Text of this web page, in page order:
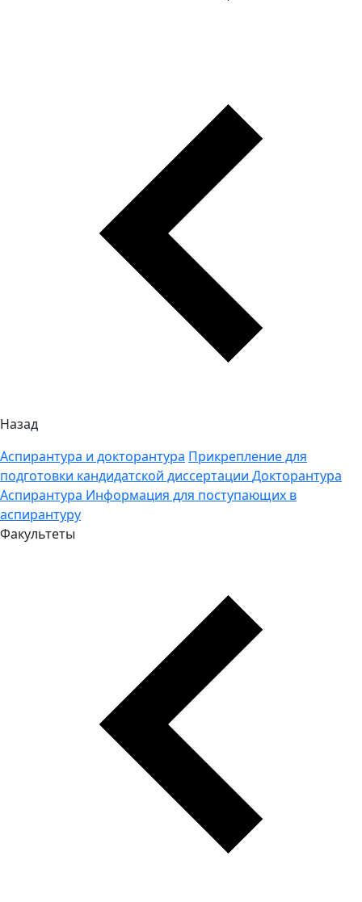
Назад
Аспирантура и докторантура Прикрепление для
подготовки кандидатской диссертации Докторантура
Аспирантура Информация для поступающих в
аспирантуру
Факультеты